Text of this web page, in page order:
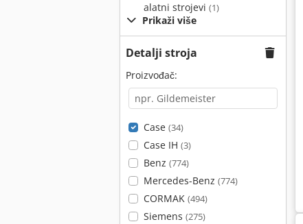
alatni strojevi (1)
Prikaži više
Detalji stroja
Proizvođač:
Case (34)
Case IH (3)
Benz (774)
Mercedes-Benz (774)
CORMAK (494)
Siemens (275)